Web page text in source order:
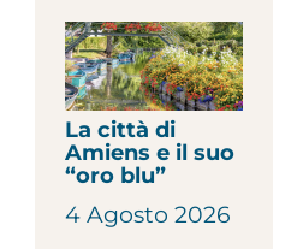
La città di
Amiens e il suo
“oro blu”
4 Agosto 2026